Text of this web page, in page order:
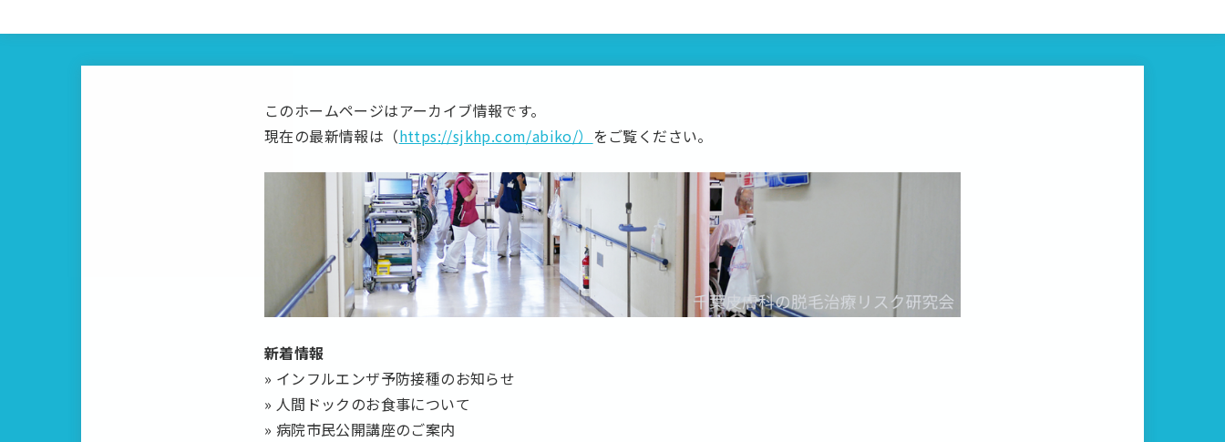
このホームページはアーカイブ情報です。
現在の最新情報は（https://sjkhp.com/abiko/） をご覧ください。
新着情報
» インフルエンザ予防接種のお知らせ
» 人間ドックのお食事について
» 病院市民公開講座のご案内